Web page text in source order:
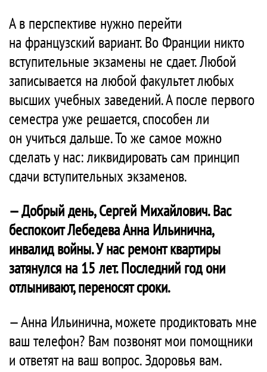
А в перспективе нужно перейти
на французский вариант. Во Франции никто
вступительные экзамены не сдает. Любой
записывается на любой факультет любых
высших учебных заведений. А после первого
семестра уже решается, способен ли
он учиться дальше. То же самое можно
сделать у нас: ликвидировать сам принцип
сдачи вступительных экзаменов.
— Добрый день, Сергей Михайлович. Вас
беспокоит Лебедева Анна Ильинична,
инвалид войны. У нас ремонт квартиры
затянулся на 15 лет. Последний год они
отлынивают, переносят сроки.
— Анна Ильинична, можете продиктовать мне
ваш телефон? Вам позвонят мои помощники
и ответят на ваш вопрос. Здоровья вам.